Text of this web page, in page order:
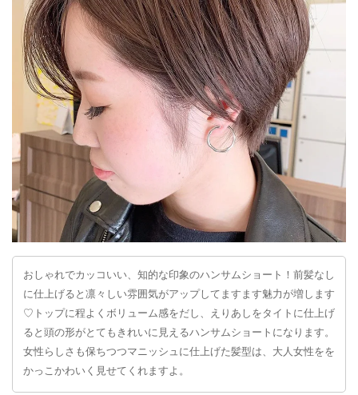
おしゃれでカッコいい、知的な印象のハンサムショート！前髪なし
に仕上げると凛々しい雰囲気がアップしてますます魅力が増します
♡トップに程よくボリューム感をだし、えりあしをタイトに仕上げ
ると頭の形がとてもきれいに見えるハンサムショートになります。
女性らしさも保ちつつマニッシュに仕上げた髪型は、大人女性をを
かっこかわいく見せてくれますよ。